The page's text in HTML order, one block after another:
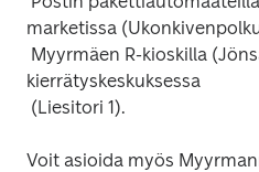
marketissa (Ukonkivenpolku
kierrätyskeskuksessa
Voit asioida myös